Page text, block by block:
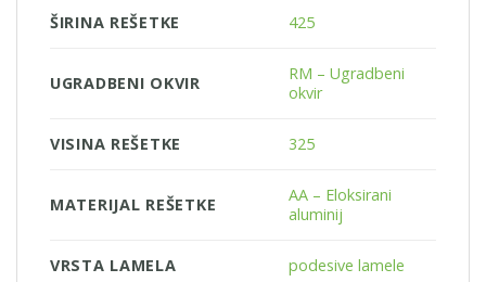
ŠIRINA REŠETKE 425
UGRADBENI OKVIR
RM – Ugradbeni
okvir
VISINA REŠETKE 325
MATERIJAL REŠETKE
AA – Eloksirani
aluminij
VRSTA LAMELA podesive lamele